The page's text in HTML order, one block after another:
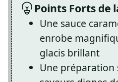
Points Forts de
Une sauce
enrobe
glacis brillant
Une préparation